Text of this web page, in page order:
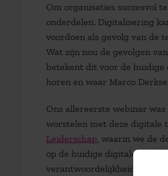
Om organisaties succesvol
onderdelen. Digitalisering
voordoen als gevolg van de
Wat zijn nou de gevolgen
betekent dit voor de huidige
horen en waar Marco
Ons allereerste webinar
worstelen met deze digitale
Leiderschap , waarin we de
op de huidige digitale
verantwoordelijkheid